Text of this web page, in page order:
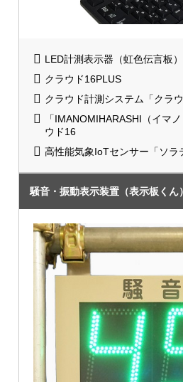
LED計測表示器（虹色伝言板
クラウド16PLUS
クラウド計測システム「クラウ
「IMANOMIHARASHI（イマ
ウド16
高性能気象IoTセンサー「ソラ
騒音・振動表示装置（表示板くん）